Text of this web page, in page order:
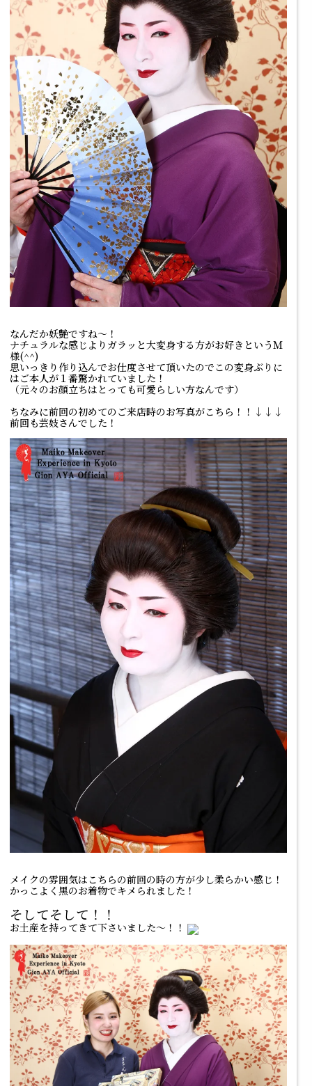
なんだか妖艶ですね～！
ナチュラルな感じよりガラッと大変身する方がお好きというＭ
様(^^)
思いっきり作り込んでお仕度させて頂いたのでこの変身ぶりに
はご本人が１番驚かれていました！
（元々のお顔立ちはとっても可愛らしい方なんです）
ちなみに前回の初めてのご来店時のお写真がこちら！！↓↓↓
前回も芸妓さんでした！
メイクの雰囲気はこちらの前回の時の方が少し柔らかい感じ！
かっこよく黒のお着物でキメられました！
そしてそして！！
お土産を持ってきて下さいました～！！